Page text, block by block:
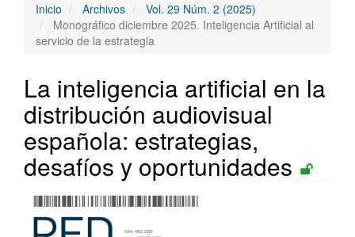
Inicio Archivos
Vol. 29 Núm. 2 (2025)
Monográfico diciembre 2025. Inteligencia Artificial al
servicio de la estrategia
La inteligencia artificial en la
distribución audiovisual
española: estrategias,
desafíos y oportunidades
Barra
lateral